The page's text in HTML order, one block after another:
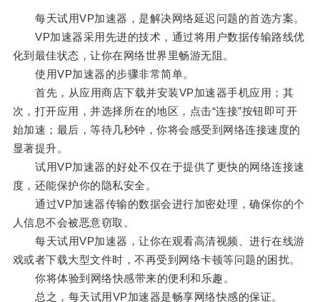
每天试用VP加速器，是解决网络延迟问题的首选方案。
VP加速器采用先进的技术，通过将用户数据传输路线优
化到最佳状态，让你在网络世界里畅游无阻。
使用VP加速器的步骤非常简单。
首先，从应用商店下载并安装VP加速器手机应用；其
次，打开应用，并选择所在的地区，点击“连接”按钮即可开
始加速；最后，等待几秒钟，你将会感受到网络连接速度的
显著提升。
试用VP加速器的好处不仅在于提供了更快的网络连接速
度，还能保护你的隐私安全。
通过VP加速器传输的数据会进行加密处理，确保你的个
人信息不会被恶意窃取。
每天试用VP加速器，让你在观看高清视频、进行在线游
戏或者下载大型文件时，不再受到网络卡顿等问题的困扰。
你将体验到网络快感带来的便利和乐趣。
总之，每天试用VP加速器是畅享网络快感的保证。